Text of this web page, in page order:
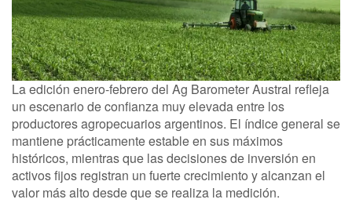
La edición enero-febrero del Ag Barometer Austral refleja
un escenario de confianza muy elevada entre los
productores agropecuarios argentinos. El índice general se
mantiene prácticamente estable en sus máximos
históricos, mientras que las decisiones de inversión en
activos fijos registran un fuerte crecimiento y alcanzan el
valor más alto desde que se realiza la medición.